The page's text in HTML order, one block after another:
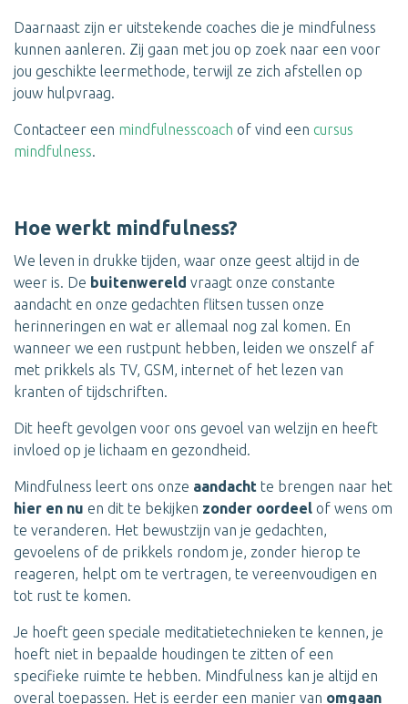
Daarnaast zijn er uitstekende coaches die je mindfulness
kunnen aanleren. Zij gaan met jou op zoek naar een voor
jou geschikte leermethode, terwijl ze zich afstellen op
jouw hulpvraag.
Contacteer een mindfulnesscoach of vind een cursus
mindfulness.
Hoe werkt mindfulness?
We leven in drukke tijden, waar onze geest altijd in de
weer is. De buitenwereld vraagt onze constante
aandacht en onze gedachten flitsen tussen onze
herinneringen en wat er allemaal nog zal komen. En
wanneer we een rustpunt hebben, leiden we onszelf af
met prikkels als TV, GSM, internet of het lezen van
kranten of tijdschriften.
Dit heeft gevolgen voor ons gevoel van welzijn en heeft
invloed op je lichaam en gezondheid.
Mindfulness leert ons onze aandacht te brengen naar het
hier en nu en dit te bekijken zonder oordeel of wens om
te veranderen. Het bewustzijn van je gedachten,
gevoelens of de prikkels rondom je, zonder hierop te
reageren, helpt om te vertragen, te vereenvoudigen en
tot rust te komen.
Je hoeft geen speciale meditatietechnieken te kennen, je
hoeft niet in bepaalde houdingen te zitten of een
specifieke ruimte te hebben. Mindfulness kan je altijd en
overal toepassen. Het is eerder een manier van omgaan